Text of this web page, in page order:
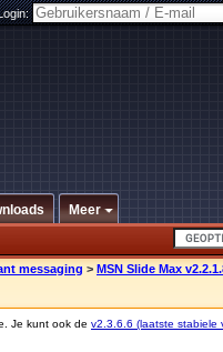
Meer
messaging > MSN Slide Max
Je kunt ook de v2.3.6.6 (laatste stabiele